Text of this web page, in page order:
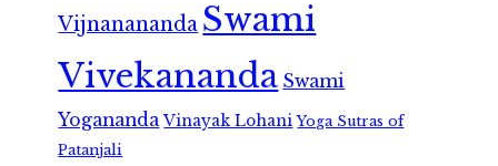
Vijnanananda Swami
Vivekananda Swami
Yogananda Vinayak Lohani Yoga Sutras of
Patanjali